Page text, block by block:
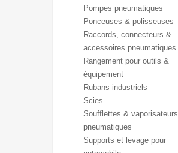
Pompes pneumatiques
Ponceuses & polisseuses
Raccords, connecteurs &
accessoires pneumatiques
Rangement pour outils &
équipement
Rubans industriels
Scies
Soufflettes & vaporisateurs
pneumatiques
Supports et levage pour